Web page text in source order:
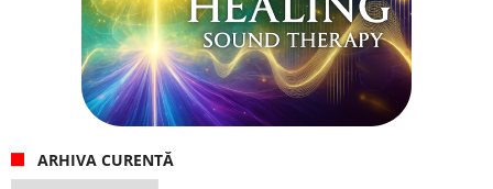
ARHIVA CURENTĂ